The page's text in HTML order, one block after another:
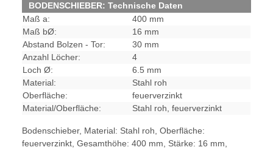
BODENSCHIEBER: Technische Daten
Maß a:
400 mm
Maß bØ:
16 mm
Abstand Bolzen - Tor:
30 mm
Anzahl Löcher:
4
Loch Ø:
6.5 mm
Material:
Stahl roh
Oberfläche:
feuerverzinkt
Material/Oberfläche:
Stahl roh, feuerverzinkt
Bodenschieber, Material: Stahl roh, Oberfläche:
feuerverzinkt, Gesamthöhe: 400 mm, Stärke: 16 mm,